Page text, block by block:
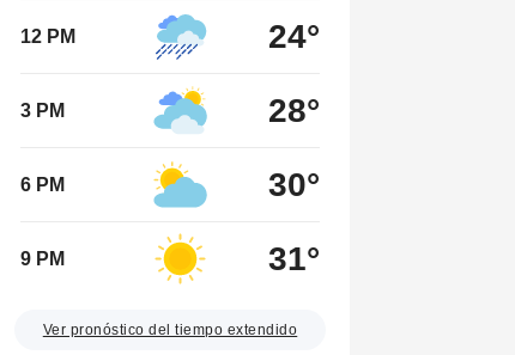
12 PM 24°
3 PM 28°
6 PM 30°
9 PM 31°
Ver pronóstico del tiempo extendido